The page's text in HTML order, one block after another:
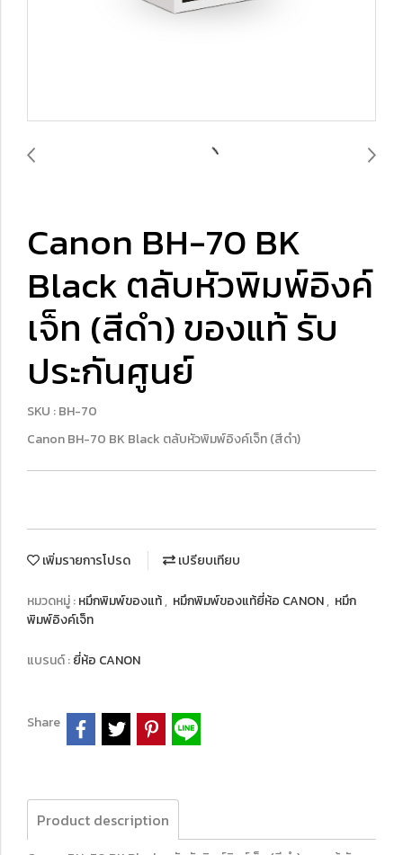
Canon BH-70 BK
Black ตลับหัวพิมพ์อิงค์
เจ็ท (สีดำ) ของแท้ รับ
ประกันศูนย์
SKU : BH-70
Canon BH-70 BK Black ตลับหัวพิมพ์อิงค์เจ็ท (สีดำ)
เพิ่มรายการโปรด เปรียบเทียบ
หมวดหมู่ :หมึกพิมพ์ของแท้, หมึกพิมพ์ของแท้ยี่ห้อ CANON, หมึก
พิมพ์อิงค์เจ็ท
แบรนด์ :ยี่ห้อ CANON
Share
Product description